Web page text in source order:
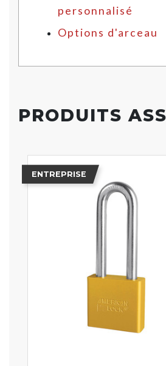
personnalisé
Options d'arceau
PRODUITS
ENTREPRISE